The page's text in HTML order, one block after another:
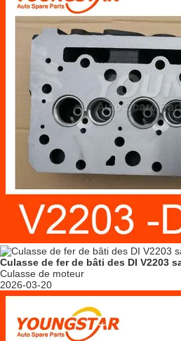
Culasse de fer de bâti des DI V2203
Culasse de moteur
2026-03-20